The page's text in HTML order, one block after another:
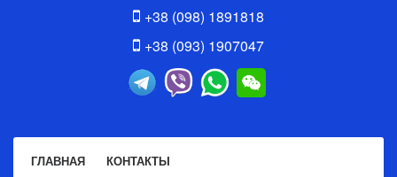
+38 (098) 1891818
+38 (093) 1907047
ГЛАВНАЯ КОНТАКТЫ